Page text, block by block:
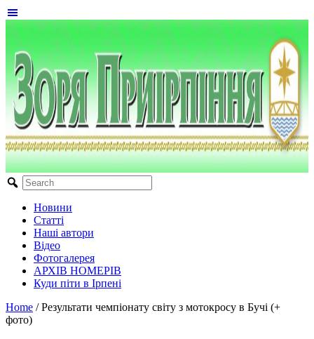
Новини
Статті
Наші автори
Відео
Фотогалерея
АРХІВ НОМЕРІВ
Куди піти в Ірпені
Home / Результати чемпіонату світу з мотокросу в Бучі (+
фото)